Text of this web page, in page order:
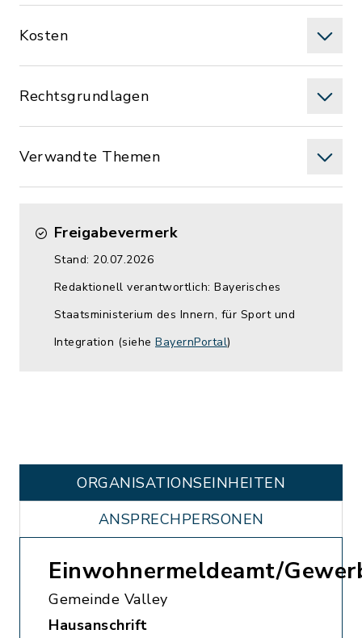
Kosten
Rechtsgrundlagen
Verwandte Themen
Freigabevermerk
Stand: 20.07.2026
Redaktionell verantwortlich: Bayerisches
Staatsministerium des Innern, für Sport und
Integration (siehe BayernPortal)
ORGANISATIONS­EINHEITEN
ANSPRECHPERSONEN
Einwohnermeldeamt/
Gemeinde Valley
Hausanschrift